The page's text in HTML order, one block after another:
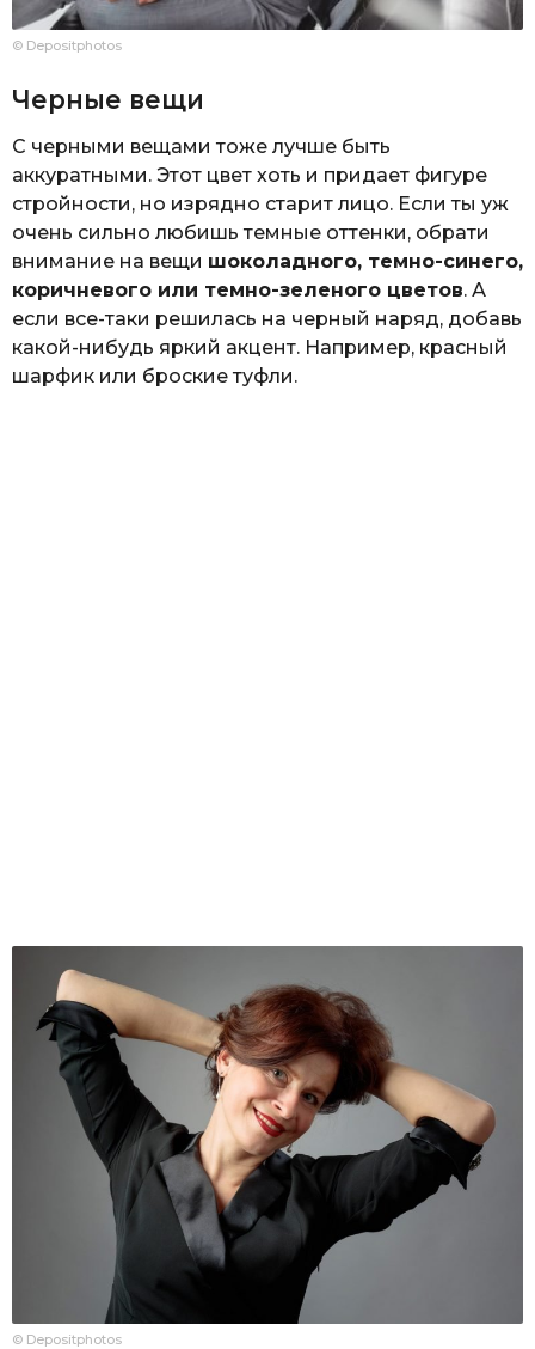
© Depositphotos
Черные вещи
С черными вещами тоже лучше быть
аккуратными. Этот цвет хоть и придает фигуре
стройности, но изрядно старит лицо. Если ты уж
очень сильно любишь темные оттенки, обрати
внимание на вещи шоколадного, темно-синего,
коричневого или темно-зеленого цветов. А
если все-таки решилась на черный наряд, добавь
какой-нибудь яркий акцент. Например, красный
шарфик или броские туфли.
© Depositphotos